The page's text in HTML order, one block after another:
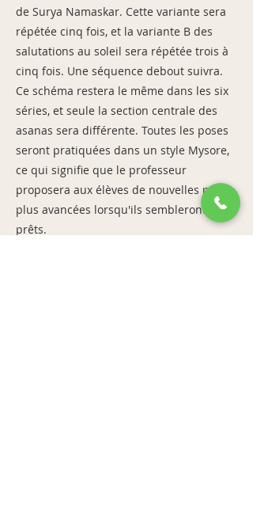
de Surya Namaskar. Cette variante sera
répétée cinq fois, et la variante B des
salutations au soleil sera répétée trois à
cinq fois. Une séquence debout suivra.
Ce schéma restera le même dans les six
séries, et seule la section centrale des
asanas sera différente. Toutes les poses
seront pratiquées dans un style Mysore,
ce qui signifie que le professeur
proposera aux élèves de nouvelles poses
plus avancées lorsqu'ils sembleront
prêts.